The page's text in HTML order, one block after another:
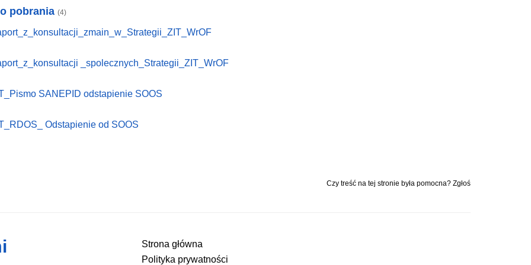
pobrania (4)
_spolecznych_Strategii_ZIT_WrOF
SANEPID odstapienie SOOS
Odstapienie od SOOS
Czy treść na tej stronie była pomocna? Zgłoś
Strona główna
Polityka prywatności